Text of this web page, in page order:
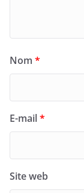
Nom *
E-mail*
Site web